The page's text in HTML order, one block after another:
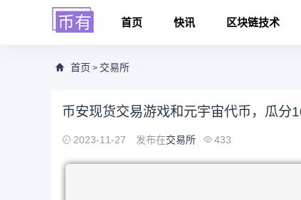
首页 快讯 区块链技术
首页 > 交易所
币安现货交易游戏和元宇宙代币，瓜分
2023-11-27 发布在交易所 433